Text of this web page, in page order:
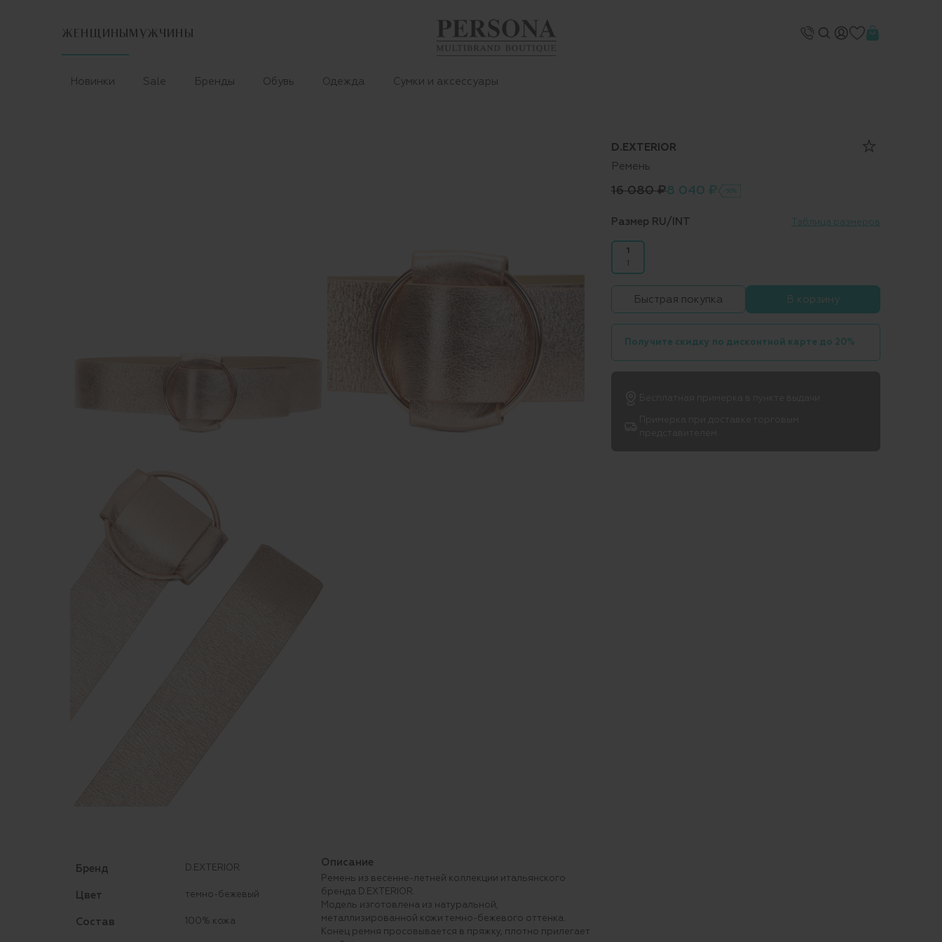
ЖЕНЩИНЫ МУЖЧИНЫ
Новинки Sale Бренды Обувь Одежда Сумки и аксессуары
D.EXTERIOR
Ремень
16 080 ₽8 040 ₽ -50%
Размер RU/INT Таблица размеров
1
Быстрая покупка В корзину
Получите скидку по дисконтной карте до 20%
Бренд D.EXTERIOR
Цвет темно-бежевый
Состав 100% кожа
Описание
Ремень из весенне-летней коллекции итальянского
бренда D.EXTERIOR.
Модель изготовлена из натуральной,
металлизированной кожи темно-бежевого оттенка.
Конец ремня просовывается в пряжку, плотно прилегает